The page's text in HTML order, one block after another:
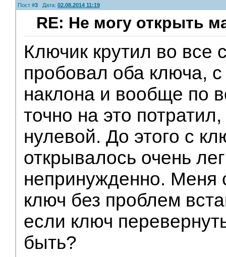
Пост #3Дата:02.08.2014 11:19
RE: Не могу открыть
Ключик крутил во все
пробовал оба ключа,
наклона и вообще по
точно на это потратил,
нулевой. До этого с
открывалось очень
непринужденно. Меня
ключ без проблем
если ключ
быть?